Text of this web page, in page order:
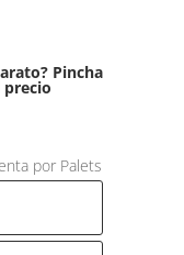
Pincha
por Palets